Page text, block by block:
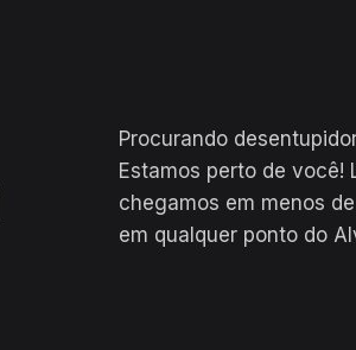
Procurando
Estamos perto de você!
chegamos em menos
em qualquer ponto do